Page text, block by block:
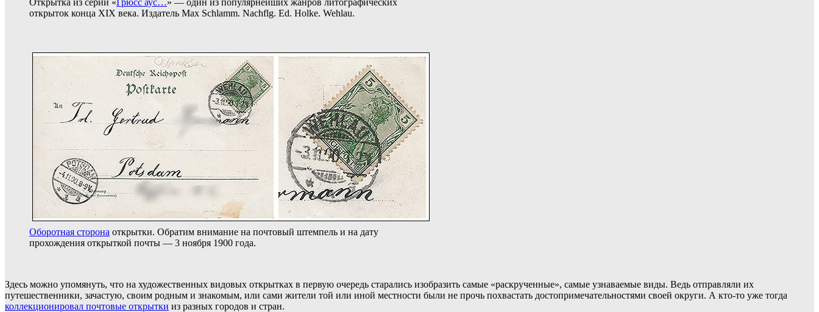
Открытка из серии «Грюсс аус…» — один из популярнейших жанров литографических
открыток конца XIX века. Издатель Max Schlamm. Nachflg. Ed. Holke. Wehlau.
Оборотная сторона открытки. Обратим внимание на почтовый штемпель и на дату
прохождения открыткой почты — 3 ноября 1900 года.
Здесь можно упомянуть, что на художественных видовых открытках в первую очередь старались изобразить самые «раскрученные», самые узнаваемые виды. Ведь отправляли их
путешественники, зачастую, своим родным и знакомым, или сами жители той или иной местности были не прочь похвастать достопримечательностями своей округи. А кто-то уже тогда
коллекционировал почтовые открытки из разных городов и стран.